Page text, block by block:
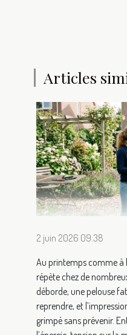
Articles
2 juin 2026 09:38
Au printemps comme à
répète chez de
déborde, une pelouse
reprendre, et
grimpé sans prévenir.